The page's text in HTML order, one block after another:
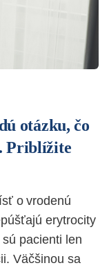
otázku, čo
Priblížite
o vrodenú
erytrocity
pacienti len
Väčšinou sa